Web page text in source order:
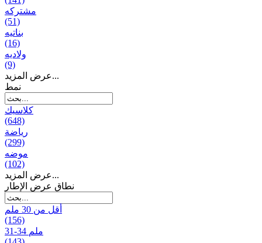
مشتركه
(51)
بناتیه
(16)
ولادیه
(9)
عرض المزيد...
نمط
كلاسيك
(648)
رياضة
(299)
موضه
(102)
عرض المزيد...
نطاق عرض الإطار
أقل من 30 ملم
(156)
31-34 ملم